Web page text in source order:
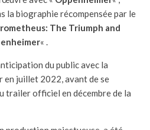
la biographie récompensée par le
The Triumph and
« .
du public avec la
en juillet 2022, avant de se
trailer officiel en décembre de la